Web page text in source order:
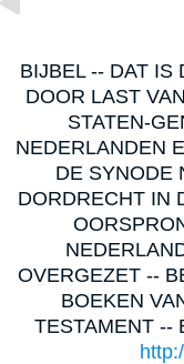
BIJBEL -- DAT IS
DOOR LAST
STATEN-
NEDERLANDEN
DE SYNODE
DORDRECHT IN
OVERGEZET --
BOEKEN
TESTAMENT --